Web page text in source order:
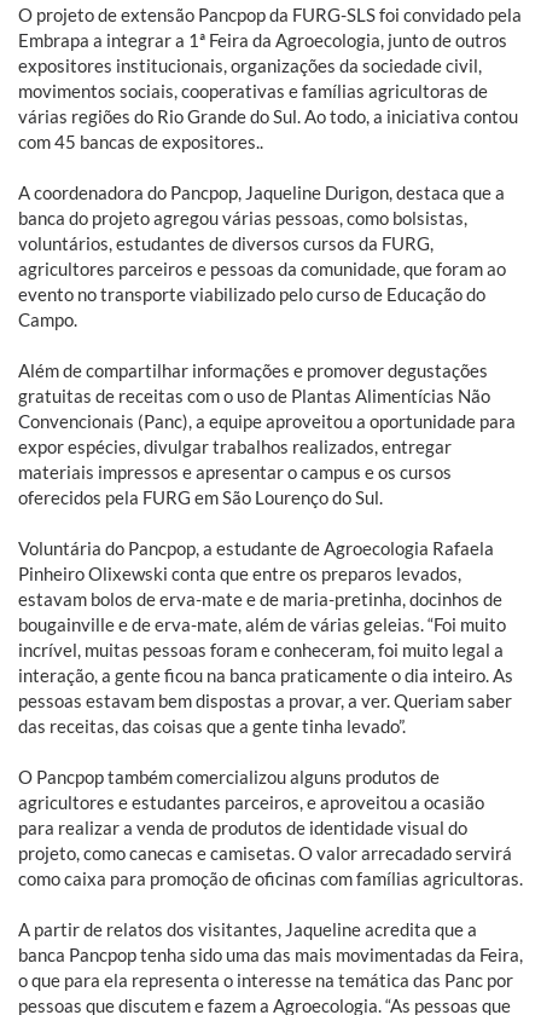
O projeto de extensão Pancpop da FURG-SLS foi convidado pela
Embrapa a integrar a 1ª Feira da Agroecologia, junto de outros
expositores institucionais, organizações da sociedade civil,
movimentos sociais, cooperativas e famílias agricultoras de
várias regiões do Rio Grande do Sul. Ao todo, a iniciativa contou
com 45 bancas de expositores..
A coordenadora do Pancpop, Jaqueline Durigon, destaca que a
banca do projeto agregou várias pessoas, como bolsistas,
voluntários, estudantes de diversos cursos da FURG,
agricultores parceiros e pessoas da comunidade, que foram ao
evento no transporte viabilizado pelo curso de Educação do
Campo.
Além de compartilhar informações e promover degustações
gratuitas de receitas com o uso de Plantas Alimentícias Não
Convencionais (Panc), a equipe aproveitou a oportunidade para
expor espécies, divulgar trabalhos realizados, entregar
materiais impressos e apresentar o campus e os cursos
oferecidos pela FURG em São Lourenço do Sul.
Voluntária do Pancpop, a estudante de Agroecologia Rafaela
Pinheiro Olixewski conta que entre os preparos levados,
estavam bolos de erva-mate e de maria-pretinha, docinhos de
bougainville e de erva-mate, além de várias geleias. “Foi muito
incrível, muitas pessoas foram e conheceram, foi muito legal a
interação, a gente ficou na banca praticamente o dia inteiro. As
pessoas estavam bem dispostas a provar, a ver. Queriam saber
das receitas, das coisas que a gente tinha levado”.
O Pancpop também comercializou alguns produtos de
agricultores e estudantes parceiros, e aproveitou a ocasião
para realizar a venda de produtos de identidade visual do
projeto, como canecas e camisetas. O valor arrecadado servirá
como caixa para promoção de oficinas com famílias agricultoras.
A partir de relatos dos visitantes, Jaqueline acredita que a
banca Pancpop tenha sido uma das mais movimentadas da Feira,
o que para ela representa o interesse na temática das Panc por
pessoas que discutem e fazem a Agroecologia. “As pessoas que